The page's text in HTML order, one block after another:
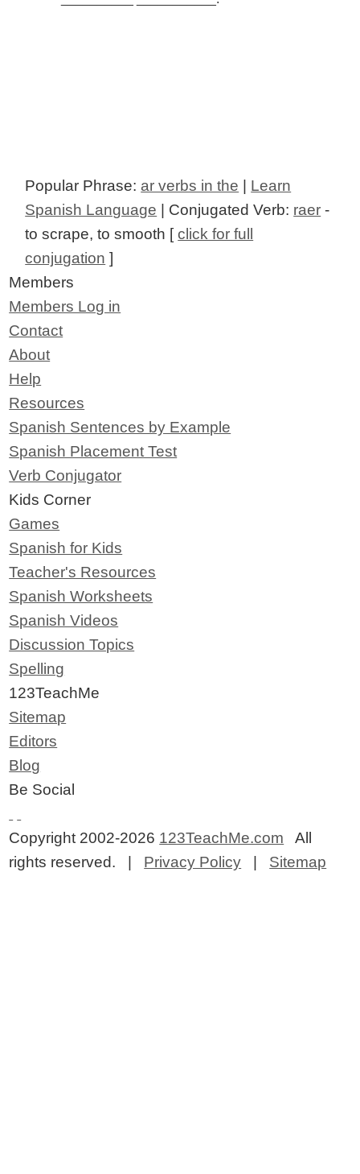
Popular Phrase: ar verbs in the | Learn
Spanish Language | Conjugated Verb: raer -
to scrape, to smooth [click for full
conjugation ]
Members
Members Log in
Contact
About
Help
Resources
Spanish Sentences by Example
Spanish Placement Test
Verb Conjugator
Kids Corner
Games
Spanish for Kids
Teacher's Resources
Spanish Worksheets
Spanish Videos
Discussion Topics
Spelling
123TeachMe
Sitemap
Editors
Blog
Be Social
Copyright 2002-2026 123TeachMe.com All
rights reserved. | Privacy Policy | Sitemap